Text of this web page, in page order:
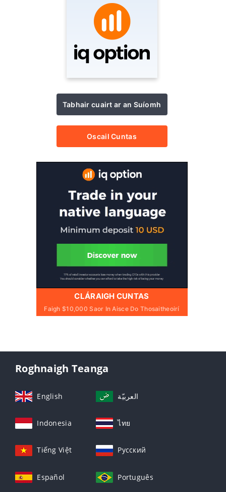
Tabhair cuairt ar an Suíomh
Oscail Cuntas
CLÁRAIGH CUNTAS
Faigh $10,000 Saor In Aisce Do Thosaitheoirí
Roghnaigh Teanga
English العربيّة
Indonesia ไทย
Tiếng Việt Русский
Español Português